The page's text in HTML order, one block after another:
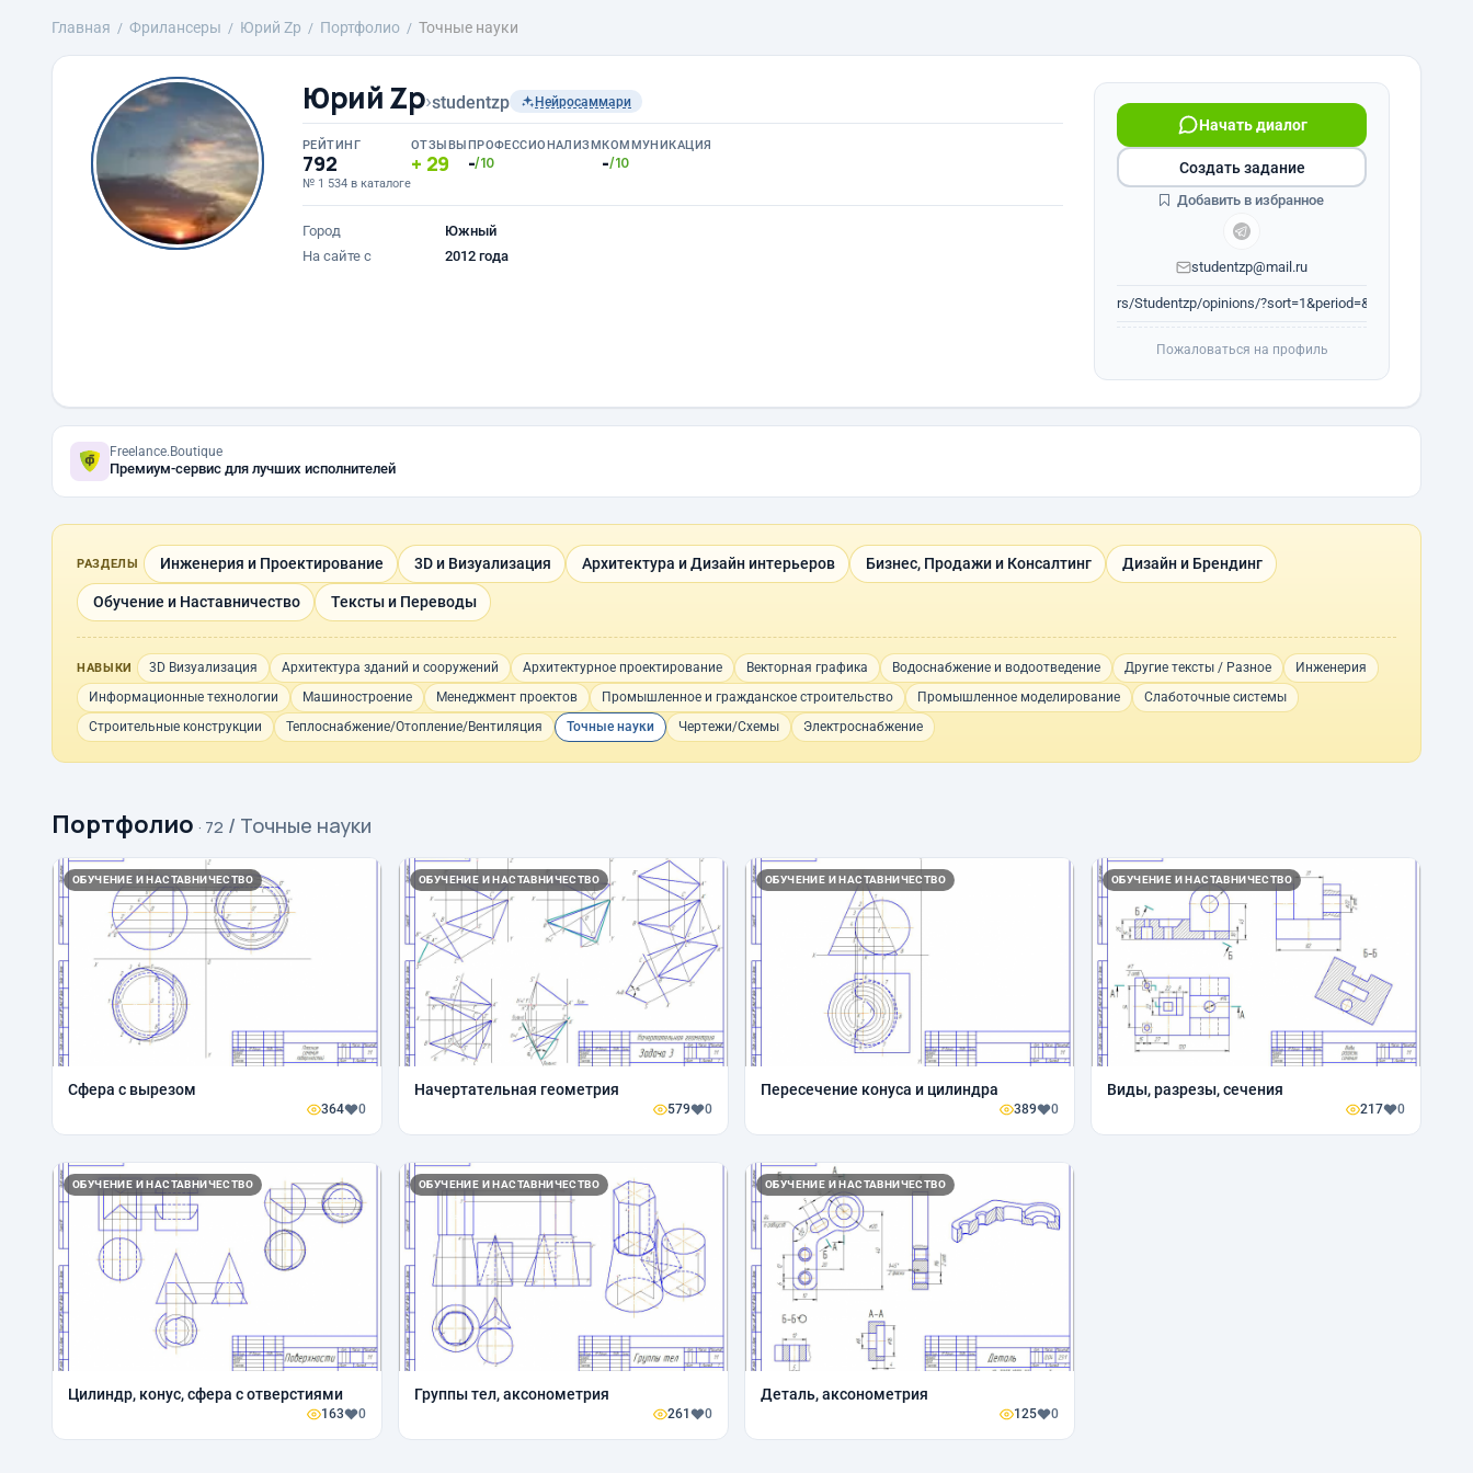
Главная Фрилансеры Юрий Zp Портфолио Точные науки
Юрий Zp›studentzp Нейросаммари
РЕЙТИНГ
792
№ 1 534 в каталоге
ОТЗЫВЫ
29
ПРОФЕССИОНАЛИЗМ
-/10
КОММУНИКАЦИЯ
-/10
Город
Южный
На сайте с
2012 года
Начать диалог
studentzp@mail.ru
www.fl.ru/users/Studentzp/opinions/?sort=1&period=&author=0#op_h...
Создать задание
Добавить в избранное
Пожаловаться на профиль
Freelance.Boutique
Премиум-сервис для лучших исполнителей
РАЗДЕЛЫ Инженерия и Проектирование 3D и Визуализация Архитектура и Дизайн интерьеров Бизнес, Продажи и Консалтинг Дизайн и Брендинг
Обучение и Наставничество Тексты и Переводы
НАВЫКИ 3D Визуализация Архитектура зданий и сооружений Архитектурное проектирование Векторная графика Водоснабжение и водоотведение Другие тексты / Разное
Инженерия
Информационные технологии
Машиностроение Менеджмент проектов Промышленное и гражданское строительство Промышленное моделирование
Слаботочные системы
Строительные конструкции
Теплоснабжение/Отопление/Вентиляция Точные науки Чертежи/Схемы Электроснабжение
Портфолио · 72 / Точные науки
ОБУЧЕНИЕ И НАСТАВНИЧЕСТВО
Сфера с вырезом
364 0
ОБУЧЕНИЕ И НАСТАВНИЧЕСТВО
Начертательная геометрия
579 0
ОБУЧЕНИЕ И НАСТАВНИЧЕСТВО
Пересечение конуса и цилиндра
389 0
ОБУЧЕНИЕ И НАСТАВНИЧЕСТВО
Виды, разрезы, сечения
217 0
ОБУЧЕНИЕ И НАСТАВНИЧЕСТВО
Цилиндр, конус, сфера с отверстиями
163 0
ОБУЧЕНИЕ И НАСТАВНИЧЕСТВО
Группы тел, аксонометрия
261 0
ОБУЧЕНИЕ И НАСТАВНИЧЕСТВО
Деталь, аксонометрия
125 0